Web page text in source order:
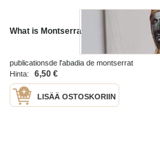
What is Montserrat
publicationsde l'abadia de montserrat
1974
Hinta: 6,50 €
LISÄÄ OSTOSKORIIN